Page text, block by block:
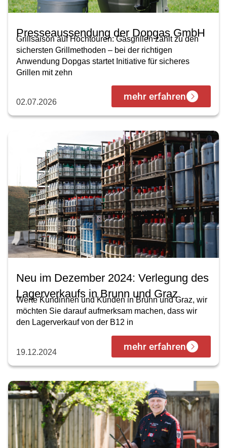
Presseaussendung der Dopgas GmbH
Grillsaison auf Hochtouren: Gasgrillen zählt zu den
sichersten Grillmethoden – bei der richtigen
Anwendung Dopgas startet Initiative für sicheres
Grillen mit zehn
02.07.2026 mehr erfahren
Neu im Dezember 2024: Verlegung des
Lagerverkaufs in Brunn und Graz
Werte Kundinnen und Kunden in Brunn und Graz, wir
möchten Sie darauf aufmerksam machen, dass wir
den Lagerverkauf von der B12 in
19.12.2024 mehr erfahren